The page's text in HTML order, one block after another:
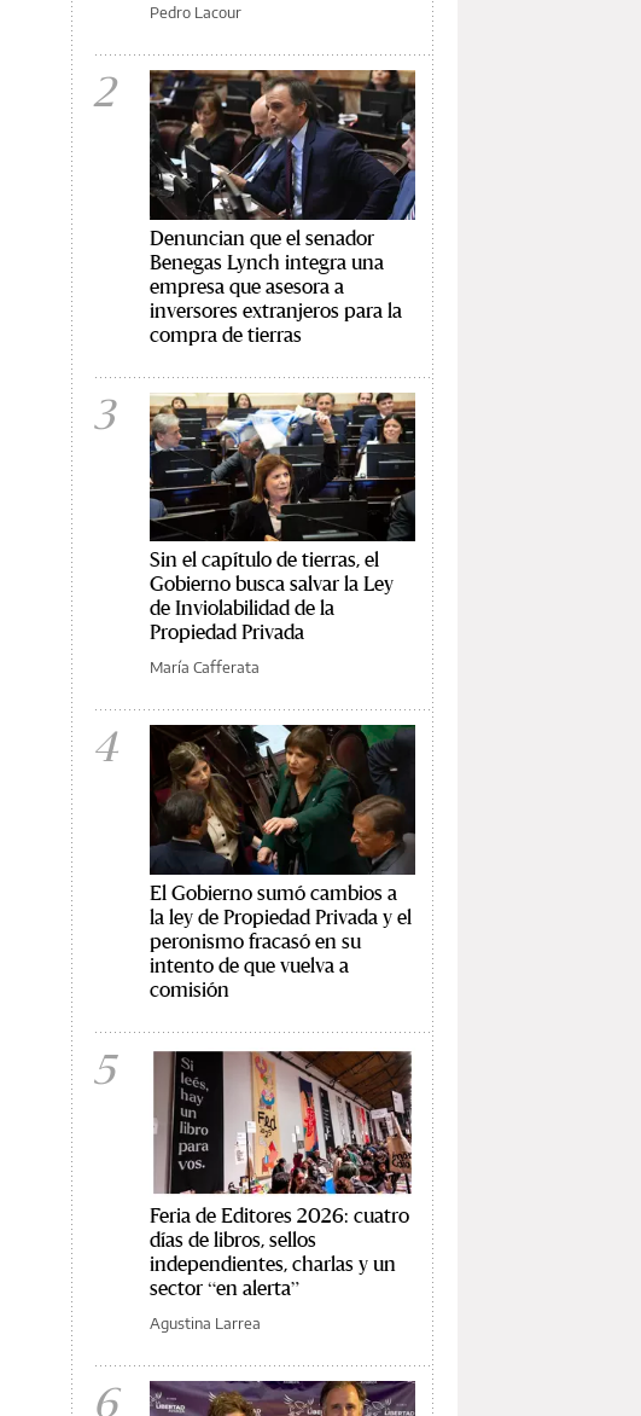
Pedro Lacour
2
Denuncian que el senador
Benegas Lynch integra una
empresa que asesora a
inversores extranjeros para la
compra de tierras
3
Sin el capítulo de tierras, el
Gobierno busca salvar la Ley
de Inviolabilidad de la
Propiedad Privada
María Cafferata
4
El Gobierno sumó cambios a
la ley de Propiedad Privada y el
peronismo fracasó en su
intento de que vuelva a
comisión
5
Feria de Editores 2026: cuatro
días de libros, sellos
independientes, charlas y un
sector “en alerta”
Agustina Larrea
6